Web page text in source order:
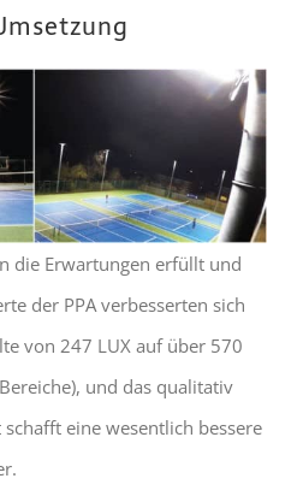
die Erwartungen erfüllt und
der PPA verbesserten sich
von 247 LUX auf über 570
und das qualitativ
eine wesentlich bessere